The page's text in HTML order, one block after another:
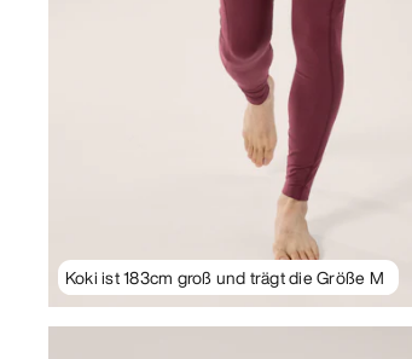
Koki ist 183cm groß und trägt die Größe M